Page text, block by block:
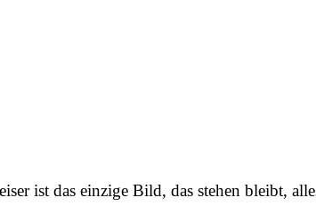
ist das einzige Bild, das stehen bleibt,